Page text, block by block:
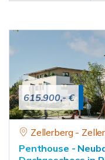
615.900,- €
Zellerberg -
Penthouse -